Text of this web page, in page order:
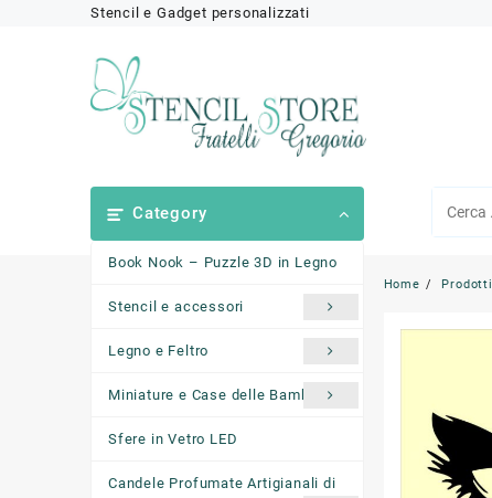
Stencil e Gadget personalizzati
Category
Book Nook – Puzzle 3D in Legno
Stencil e accessori
Legno e Feltro
Miniature e Case delle Bambole
Sfere in Vetro LED
Candele Profumate Artigianali di
Home Prodotti